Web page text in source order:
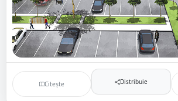
Citește Distribuie